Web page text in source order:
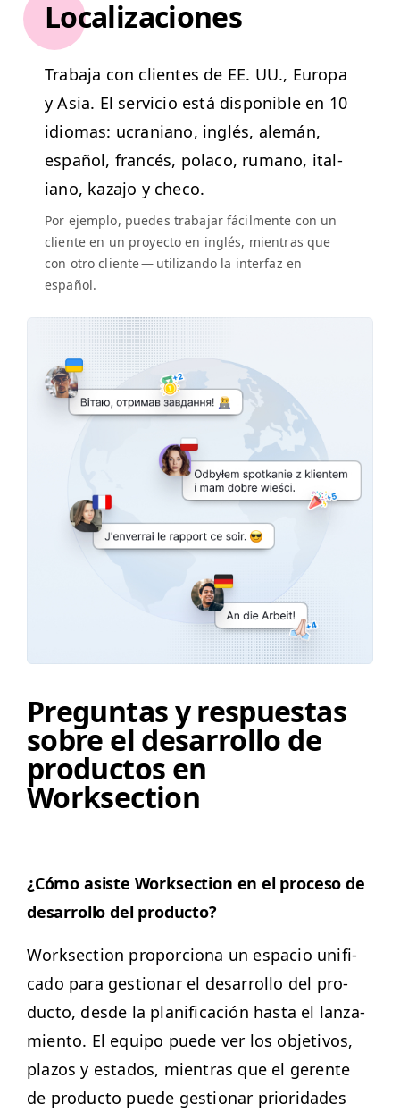
Localizaciones
Tra­ba­ja con clientes de EE. UU., Europa
y Asia. El ser­vi­cio está disponible en 10
idiomas: ucra­ni­ano, inglés, alemán,
español, francés, pola­co, rumano, ital­
iano, kaza­jo y checo.
Por ejem­p­lo, puedes tra­ba­jar fácil­mente con un
cliente en un proyec­to en inglés, mien­tras que
con otro cliente — uti­lizan­do la inter­faz en
español.
Preguntas y respuestas
sobre el desarrollo de
productos en
Worksection
¿Cómo asiste Work­sec­tion en el pro­ce­so de
desar­rol­lo del producto?
Work­sec­tion pro­por­ciona un espa­cio unifi­
ca­do para ges­tionar el desar­rol­lo del pro­
duc­to, des­de la plan­i­fi­cación has­ta el lan­za­
mien­to. El equipo puede ver los obje­tivos,
pla­zos y esta­dos, mien­tras que el ger­ente
de pro­duc­to puede ges­tionar pri­or­i­dades